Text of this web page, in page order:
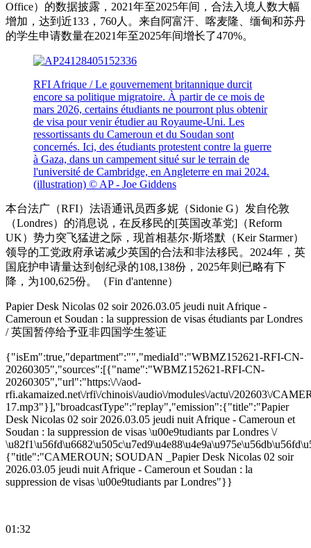
Office）的数据披露，2021年至2025年间，合法入境人数大幅
增加，达到近133，760人。来自阿富汗、喀麦隆、缅甸和苏丹
的学生申请数量在2021年至2025年间增长了470%。
RFI Afrique / Le gouvernement britannique durcit
encore sa politique migratoire. À partir de ce mois de
mars 2026, certains étudiants ne pourront plus obtenir
de visa pour venir étudier au Royaume-Uni. Les
ressortissants du Cameroun et du Soudan sont
concernés. Ici, des étudiants protestent contre la guerre
à Gaza, dans un campement situé sur le terrain de
l'université de Cambridge, en Angleterre en mai 2024.
(illustration) © AP - Joe Giddens
本台法广（RFI）法语通讯员西多妮（Sidonie G）发自伦敦
（Londres）的消息说，在反移民的[英国改革党]（Reform
UK）势力突飞猛进之际，现首相基尔·斯塔默（Keir Starmer）
领导的工党政府承诺减少英国的合法和非法移民。2024年，英
国庇护申请量达到创纪录的108,138份，2025年则已略有下
降，为100,625份。（Fin d'antenne）
Papier Desk Nicolas 02 soir 2026.03.05 jeudi nuit Afrique -
Cameroun et Soudan : la suppression de visas étudiants par Londres
/ 英国暂停给予亚非四国学生签证
{"isEm":true,"department":"","mediaId":"WBMZ152621-RFI-CN-
20260305","sources":[{"name":"WBMZ152621-RFI-CN-
20260305","url":"https:\/\/aod-
rfi.akamaized.net\/rfi\/chinois\/audio\/modules\/actu\/202603\/
17.mp3"}],"broadcastType":"replay","emission":{"title":"Papier
Desk Nicolas 02 soir 2026.03.05 jeudi nuit Afrique - Cameroun et
Soudan : la suppression de visas \u00e9tudiants par Londres \/
{"title":"CAMEROUN; SOUDAN _Papier Desk Nicolas 02 soir
2026.03.05 jeudi nuit Afrique - Cameroun et Soudan : la
suppression de visas \u00e9tudiants par Londres"}}
01:32